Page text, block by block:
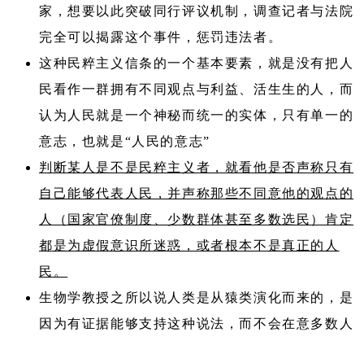
家，想要以此突破同行评议机制，调查记者与法院
完全可以揭露这个事件，惩罚违法者。
这种民粹主义信条的一个基本要素，就是没有把人
民看作一群拥有不同观点与利益、活生生的人，而
认为人民就是一个神秘而统一的实体，只有单一的
意志，也就是“人民的意志”
判断某人是不是民粹主义者，就看他是否声称只有
自己能够代表人民，并声称那些不同意他的观点的
人（国家官僚制度、少数群体甚至多数选民）肯定
都是为虚假意识所迷惑，或者根本不是真正的人
民。
生物学教授之所以说人类是从猿类演化而来的，是
因为有证据能够支持这种说法，而不会在意多数人